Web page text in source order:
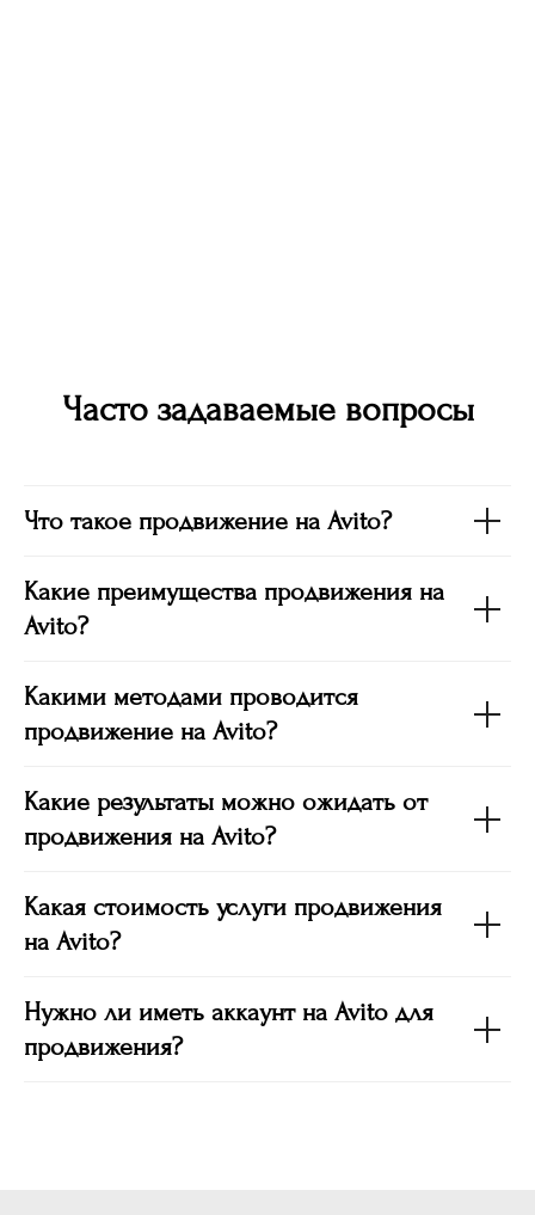
Часто задаваемые вопросы
Что такое продвижение на Avito?
Какие преимущества продвижения на
Avito?
Какими методами проводится
продвижение на Avito?
Какие результаты можно ожидать от
продвижения на Avito?
Какая стоимость услуги продвижения
на Avito?
Нужно ли иметь аккаунт на Avito для
продвижения?